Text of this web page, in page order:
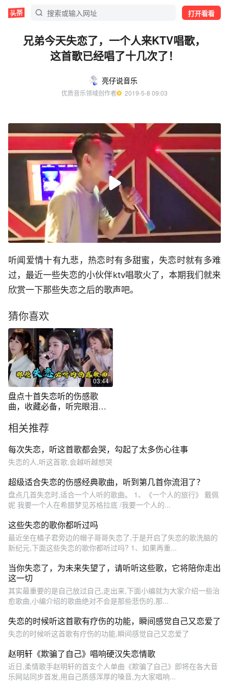
打开看看
兄弟今天失恋了，一个人来KTV唱歌，
这首歌已经唱了十几次了！
亮仔说音乐
优质音乐领域创作者
  2019-5-8 09:03
听闻爱情十有九悲，热恋时有多甜蜜，失恋时就有多难
过，最近一些失恋的小伙伴ktv唱歌火了，本期我们就来
欣赏一下那些失恋之后的歌声吧。
猜你喜欢
03:44
盘点十首失恋听的伤感歌
曲，收藏必备，听完眼泪止
相关推荐
每次失恋，听这首歌都会哭，勾起了太多伤心往事
失恋的人,听这首歌,会越听越想哭
超级适合失恋的伤感经典歌曲，听到第几首你流泪了？
盘点几首失恋时,适合一个人听的歌曲。 1、《一个人的旅行》 戴佩
妮 我要一个人在希腊梦见苏格拉底 /我要一个人的...
这些失恋的歌你都听过吗
最近坐在橘子君旁边的帽子哥哥失恋了,于是开启了失恋的歌洗脑的
新纪元,下面这些失恋的歌你都听过吗? 1、如果再重...
当你失恋了，为未来失望了，请听听这些歌，它将陪你走出
这一切
其实最重要的是自己放过自己,走出来,下面小编就为大家介绍一些治
愈歌曲,小编介绍的歌曲绝对不会是那些悲伤的,那...
失恋的时候听这首歌有疗伤的功能，瞬间感觉自己又恋爱了
失恋的时候听这首歌有疗伤的功能,瞬间感觉自己又恋爱了
赵明轩《欺骗了自己》唱响硬汉失恋情歌
近日,柔情歌手赵明轩的首支个人单曲《欺骗了自己》即将在各大音
乐网站同步首发,用自己质感浑厚的嗓音,为大家唱响...